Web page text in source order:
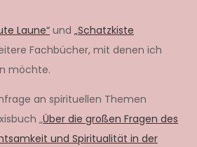
Laune“ und „Schatzkiste
Fachbücher, mit denen ich
möchte.
an spirituellen Themen
„Über die großen Fragen des
und Spiritualität in der